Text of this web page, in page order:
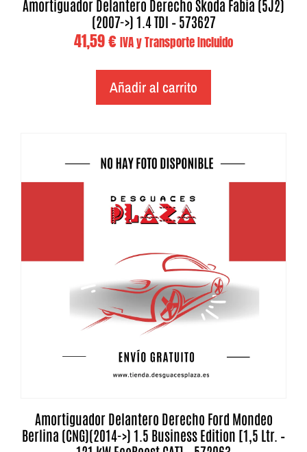
Amortiguador Delantero Derecho Skoda Fabia (5J2)
(2007->) 1.4 TDI – 573627
41,59€ IVA y Transporte Incluido
Añadir al carrito
Amortiguador Delantero Derecho Ford Mondeo
Berlina (CNG)(2014->) 1.5 Business Edition [1,5 Ltr. –